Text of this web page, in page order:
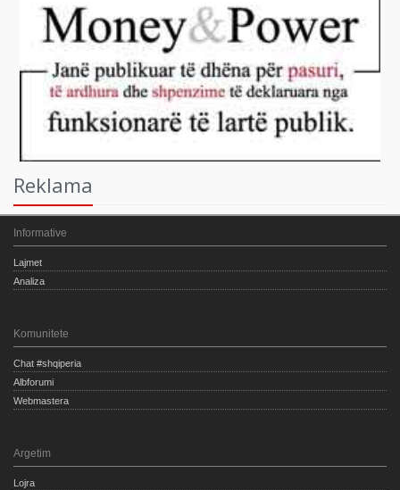
Reklama
Informative
Lajmet
Analiza
Komunitete
Chat #shqiperia
Albforumi
Webmastera
Argetim
Lojra